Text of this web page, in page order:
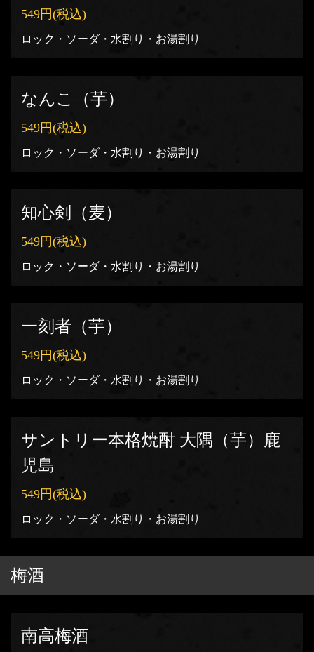
549円(税込)
ロック・ソーダ・水割り・お湯割り
なんこ（芋）
549円(税込)
ロック・ソーダ・水割り・お湯割り
知心剣（麦）
549円(税込)
ロック・ソーダ・水割り・お湯割り
一刻者（芋）
549円(税込)
ロック・ソーダ・水割り・お湯割り
サントリー本格焼酎 大隅（芋）鹿
児島
549円(税込)
ロック・ソーダ・水割り・お湯割り
梅酒
南高梅酒